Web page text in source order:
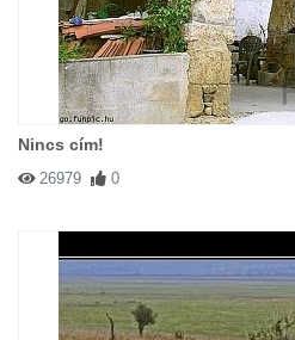
Nincs cím!
26979 0